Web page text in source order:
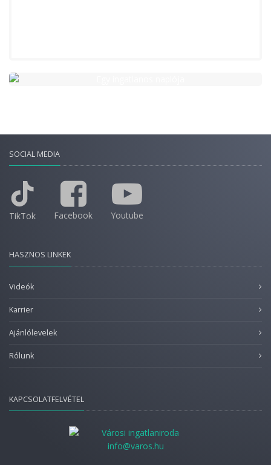
SOCIAL MEDIA
TikTok Facebook Youtube
HASZNOS LINKEK
Videók
Karrier
Ajánlólevelek
Rólunk
KAPCSOLATFELVÉTEL
info@varos.hu